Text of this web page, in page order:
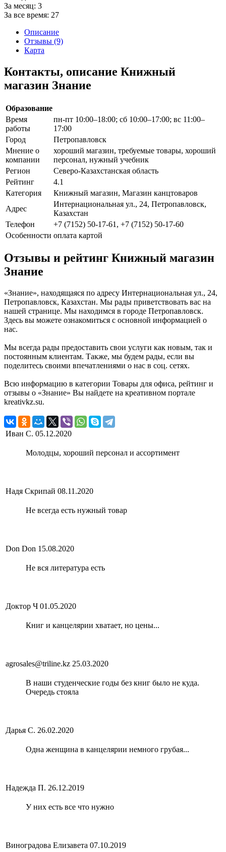
За месяц: 3
За все время: 27
Описание
Отзывы (9)
Карта
Контакты, описание Книжный
магазин Знание
Образование
Время
работы
пн-пт 10:00–18:00; сб 10:00–17:00; вс 11:00–
17:00
Город
Петропавловск
Мнение о
компании
хороший магазин, требуемые товары, хороший
персонал, нужный учебник
Регион
Северо-Казахстанская область
Рейтинг
4.1
Категория
Книжный магазин, Магазин канцтоваров
Адрес
Интернациональная ул., 24, Петропавловск,
Казахстан
Телефон
+7 (7152) 50-17-61, +7 (7152) 50-17-60
Особенности оплата картой
Отзывы и рейтинг Книжный магазин
Знание
«Знание», находящаяся по адресу Интернациональная ул., 24,
Петропавловск, Казахстан. Мы рады приветствовать вас на
нашей странице. Мы находимся в городе Петропавловск.
Здесь вы можете ознакомиться с основной информацией о
нас.
Мы всегда рады предоставить свои услуги как новым, так и
постоянным клиентам. Также, мы будем рады, если вы
поделитесь своими впечатлениями о нас в соц. сетях.
Всю информацию в категории Товары для офиса, рейтинг и
отзывы о «Знание» Вы найдете на креативном портале
kreativkz.su.
Иван С. 05.12.2020
Молодцы, хороший персонал и ассортимент
Надя Скрипай 08.11.2020
Не всегда есть нужный товар
Don Don 15.08.2020
Не вся литература есть
Доктор Ч 01.05.2020
Книг и канцелярии хватает, но цены...
agrosales@triline.kz 25.03.2020
В наши студенческие годы без книг было не куда.
Очередь стояла
Дарья С. 26.02.2020
Одна женщина в канцелярии немного грубая...
Надежда П. 26.12.2019
У них есть все что нужно
Виноградова Елизавета 07.10.2019